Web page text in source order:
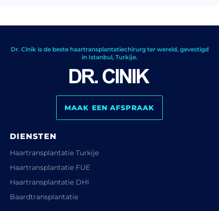
Dr. Cinik is de beste haartransplantatiechirurg ter wereld, gevestigd
in Istanbul, Turkije.
MAAK EEN AFSPRAAK
DIENSTEN
Haartransplantatie Turkije
Haartransplantatie FUE
Haartransplantatie DHI
Baardtransplantatie